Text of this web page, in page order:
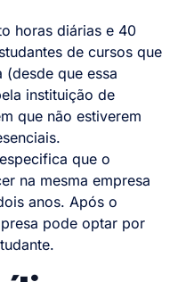
horas diárias e 40
de cursos que
(desde que essa
instituição de
que não estiverem
que o
na mesma empresa
anos. Após o
pode optar por